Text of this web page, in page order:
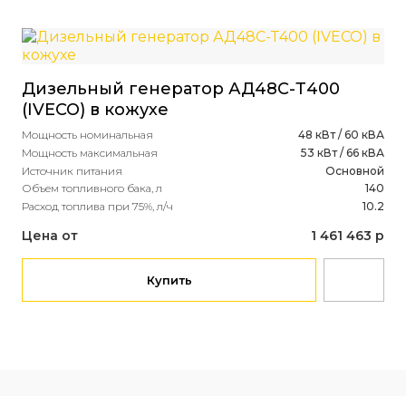
Дизельный генератор АД48С-Т400
(IVECO) в кожухе
Мощность номинальная
48 кВт / 60 кВА
Мощность максимальная
53 кВт / 66 кВА
Источник питания
Основной
Объем топливного бака, л
140
Расход топлива при 75%, л/ч
10.2
Цена от 1 461 463 р
Купить